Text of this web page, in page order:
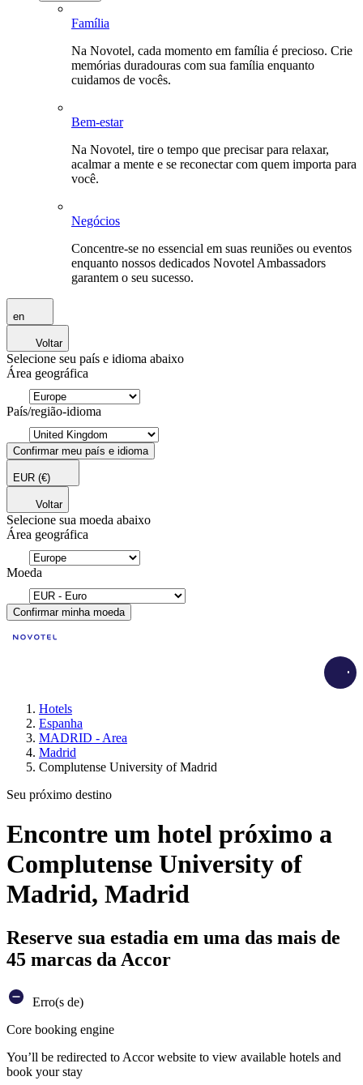
Família
Na Novotel, cada momento em família é precioso. Crie
memórias duradouras com sua família enquanto
cuidamos de vocês.
Bem-estar
Na Novotel, tire o tempo que precisar para relaxar,
acalmar a mente e se reconectar com quem importa para
você.
Negócios
Concentre-se no essencial em suas reuniões ou eventos
enquanto nossos dedicados Novotel Ambassadors
garantem o seu sucesso.
en
Voltar
Selecione seu país e idioma abaixo
Área geográfica
País/região-idioma
Confirmar meu país e idioma
EUR (€)
Voltar
Selecione sua moeda abaixo
Área geográfica
Moeda
Confirmar minha moeda
Hotels
Espanha
MADRID - Area
Madrid
Complutense University of Madrid
Seu próximo destino
Encontre um hotel próximo a
Complutense University of
Madrid, Madrid
Reserve sua estadia em uma das mais de
45 marcas da Accor
Erro(s de)
Core booking engine
You’ll be redirected to Accor website to view available hotels and
book your stay